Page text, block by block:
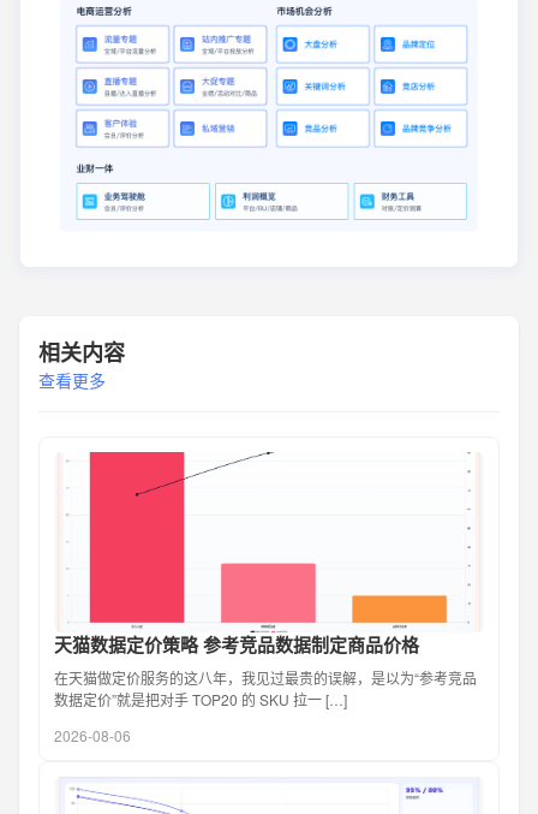
相关内容
查看更多
天猫数据定价策略 参考竞品数据制定商品价格
在天猫做定价服务的这八年，我见过最贵的误解，是以为“参考竞品
数据定价”就是把对手 TOP20 的 SKU 拉一 […]
2026-08-06